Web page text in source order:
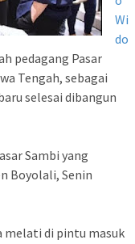
Wi
do
pedagang Pasar
Tengah, sebagai
selesai dibangun
Sambi yang
Boyolali, Senin
melati di pintu masuk